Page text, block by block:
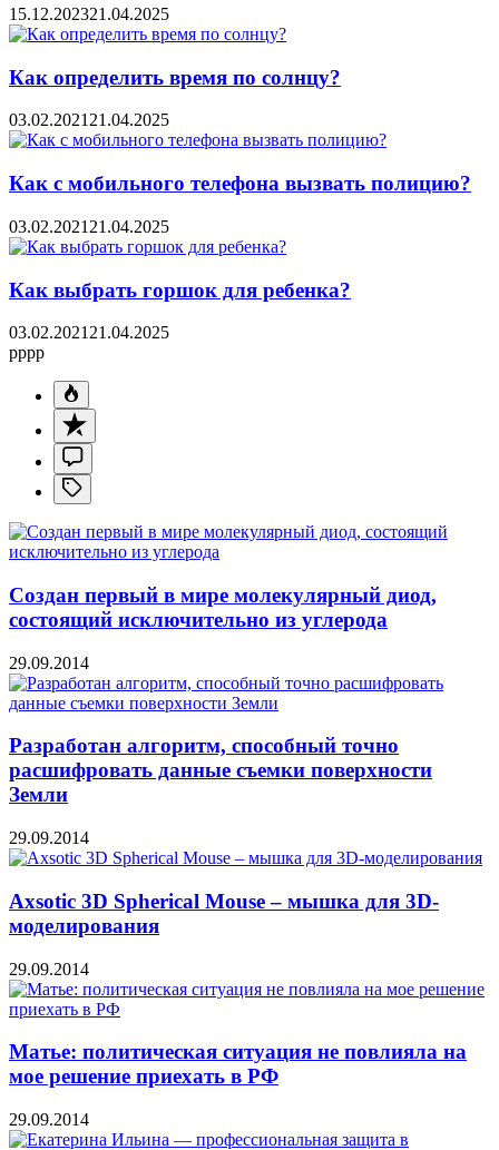
15.12.202321.04.2025
Как определить время по солнцу?
03.02.2021 21.04.2025
Как с мобильного телефона вызвать полицию?
03.02.2021 21.04.2025
Как выбрать горшок для ребенка?
03.02.2021 21.04.2025
pppp
Создан первый в мире молекулярный диод,
состоящий исключительно из углерода
29.09.2014
Разработан алгоритм, способный точно
расшифровать данные съемки поверхности
Земли
29.09.2014
Axsotic 3D Spherical Mouse – мышка для 3D-
моделирования
29.09.2014
Матье: политическая ситуация не повлияла на
мое решение приехать в РФ
29.09.2014